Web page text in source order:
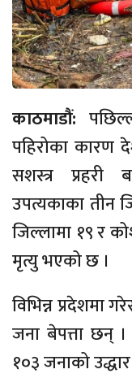
काठमाडौं:
पहिरोका कारण
सशस्त्र
उपत्यकाका तीन
जिल्लामा १९ र
मृत्यु भएको छ ।
विभिन्न प्रदेशमा
जना बेपत्ता छन्
१०३ जनाको